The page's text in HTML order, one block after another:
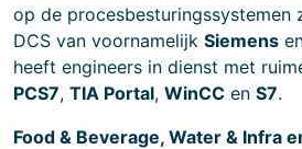
op de procesbesturingssystemen
DCS van voornamelijk Siemens
heeft engineers in dienst met
PCS7, TIA Portal, WinCC en S7.
Food & Beverage, Water & Infra